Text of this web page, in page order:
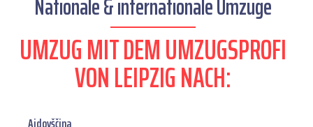
Nationale & internationale Umzüge
UMZUG MIT DEM UMZUGSPROFI
VON LEIPZIG NACH: